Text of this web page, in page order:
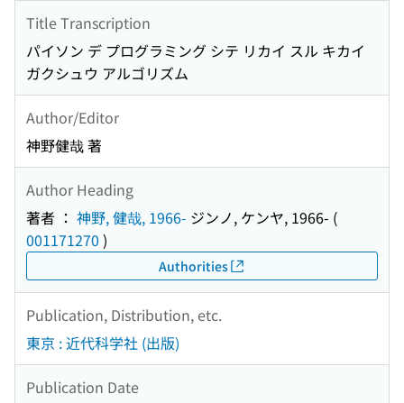
Title Transcription
パイソン デ プログラミング シテ リカイ スル キカイ
ガクシュウ アルゴリズム
Author/Editor
神野健哉 著
Author Heading
著者 ： 神野, 健哉, 1966- ジンノ, ケンヤ, 1966- (
001171270 )
Authorities
Publication, Distribution, etc.
東京 : 近代科学社 (出版)
Publication Date